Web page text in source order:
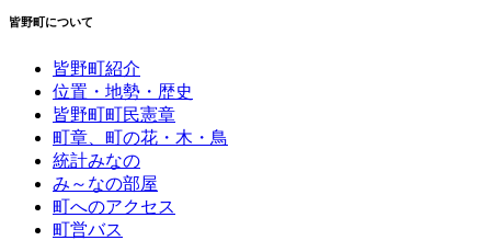
皆野町について
皆野町紹介
位置・地勢・歴史
皆野町町民憲章
町章、町の花・木・鳥
統計みなの
み～なの部屋
町へのアクセス
町営バス